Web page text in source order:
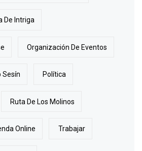
De Intriga
Organización De Eventos
Sesín Política
Ruta De Los Molinos
Online Trabajar